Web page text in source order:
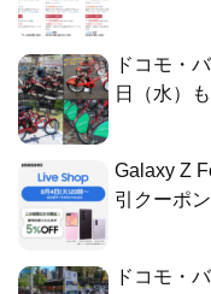
ドコモ・
日（水）
Galaxy Z
引クーポ
ドコモ・